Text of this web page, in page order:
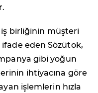
iş birliğinin müşteri
eden Sözütok,
gibi yoğun
ihtiyacına göre
işlemlerin hızla